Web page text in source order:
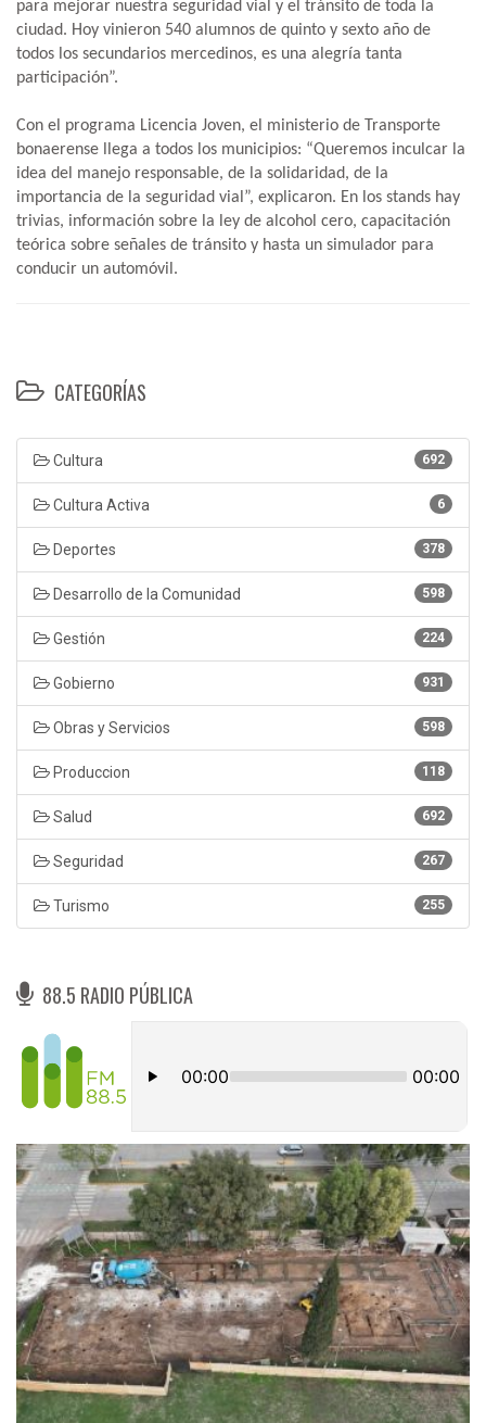
para mejorar nuestra seguridad vial y el tránsito de toda la
ciudad. Hoy vinieron 540 alumnos de quinto y sexto año de
todos los secundarios mercedinos, es una alegría tanta
participación”.
Con el programa Licencia Joven, el ministerio de Transporte
bonaerense llega a todos los municipios: “Queremos inculcar la
idea del manejo responsable, de la solidaridad, de la
importancia de la seguridad vial”, explicaron. En los stands hay
trivias, información sobre la ley de alcohol cero, capacitación
teórica sobre señales de tránsito y hasta un simulador para
conducir un automóvil.
CATEGORÍAS
692
Cultura
6
Cultura Activa
378
Deportes
598
Desarrollo de la Comunidad
224
Gestión
931
Gobierno
598
Obras y Servicios
118
Produccion
692
Salud
267
Seguridad
255
Turismo
88.5 RADIO PÚBLICA